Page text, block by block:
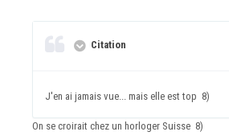
Citation
J'en ai jamais vue... mais elle est top 8)
On se croirait chez un horloger Suisse 8)